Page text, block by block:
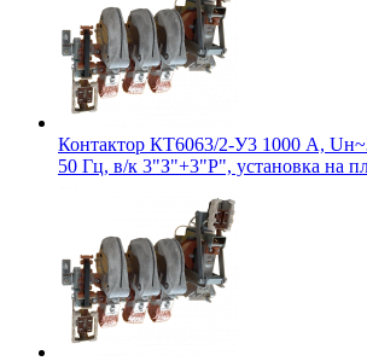
Контактор КТ6063/2-У3 1000 А,
50 Гц, в/к 3"З"+3"Р", установка на